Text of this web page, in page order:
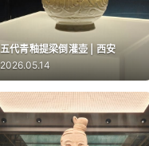
五代青釉提梁倒灌壶 | 西安
2026.05.14